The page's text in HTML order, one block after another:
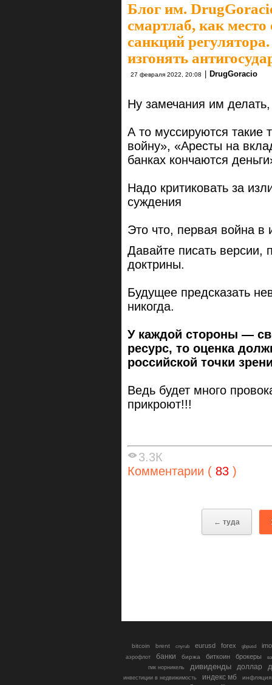
Блог им.
смартлаб, как
санкций
изгонять
27 февраля 2022, 20:08 | DrugGoracio
Ну замечания им
А то муссируются такие
войну», «Аресты на
банках кончаются
Надо критиковать за
суждения
Это что, первая война в
Давайте писать
доктрины.
Будущее предсказать
никогда.
У каждой стороны —
ресурс, то оценка
российской точки
Ведь будет много
прикроют!!!
3.3К
Комментарии ( 83 )
← туда
bitcoin brent cnyrub eurusd forex gbpusd
аэрофлот банки биржа биткоин брокеры
гмк норникель
дивиденды доллар
инвестиции в недвижимость индекс мб
инфляция